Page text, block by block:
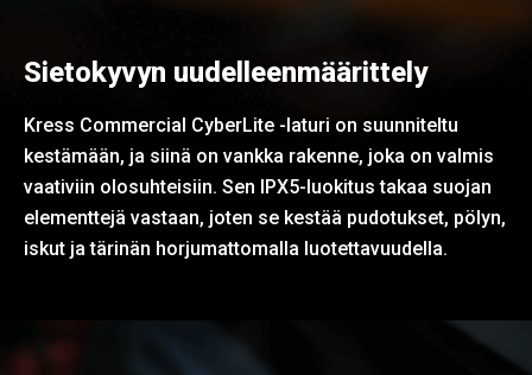
Sietokyvyn uudelleenmäärittely
Kress Commercial CyberLite -laturi on suunniteltu
kestämään, ja siinä on vankka rakenne, joka on valmis
vaativiin olosuhteisiin. Sen IPX5-luokitus takaa suojan
elementtejä vastaan, joten se kestää pudotukset, pölyn,
iskut ja tärinän horjumattomalla luotettavuudella.